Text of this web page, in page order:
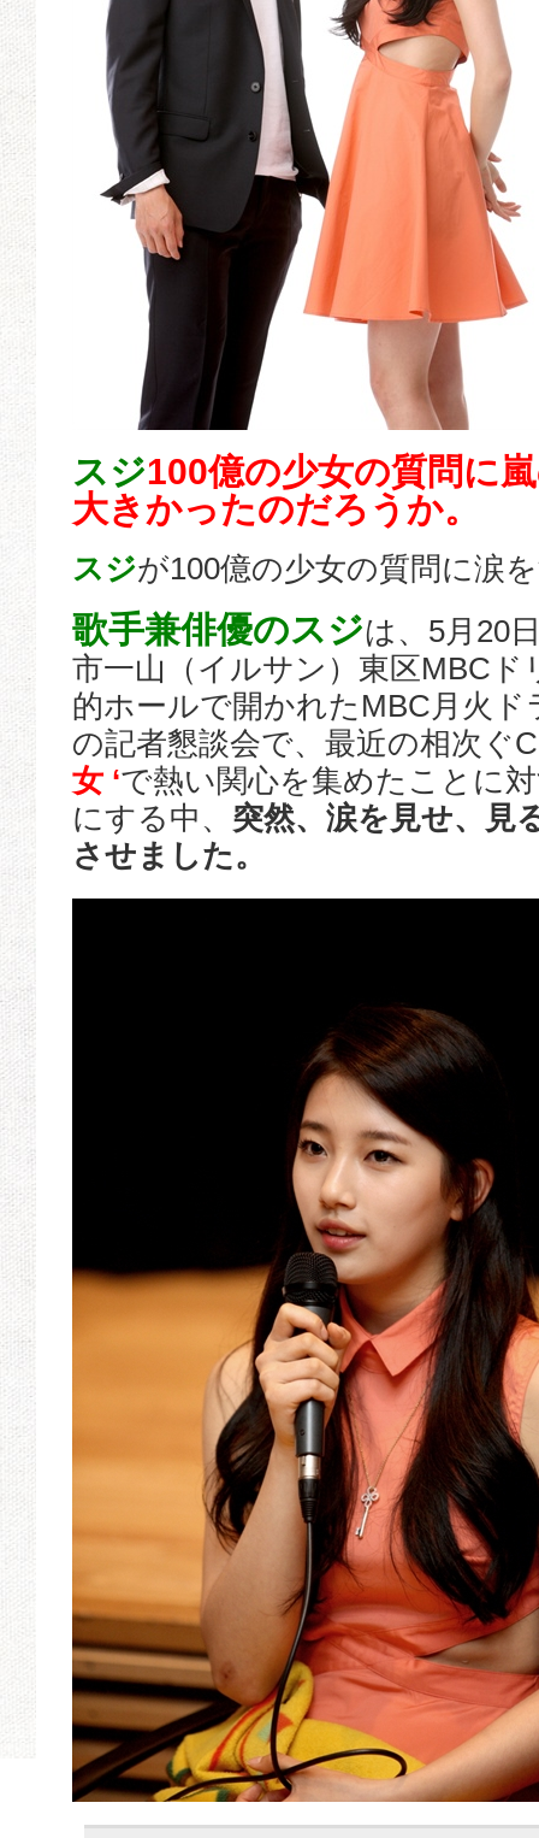
スジ100億の少女の質問に
大きかったのだろうか。
スジが100億の少女の質問に涙
歌手兼俳優のスジは、5月20
市一山（イルサン）東区MBCド
的ホールで開かれたMBC月火ド
の記者懇談会で、最近の相次ぐ
女 ‘で熱い関心を集めたことに
にする中、 突然、涙を見せ、見
させました。